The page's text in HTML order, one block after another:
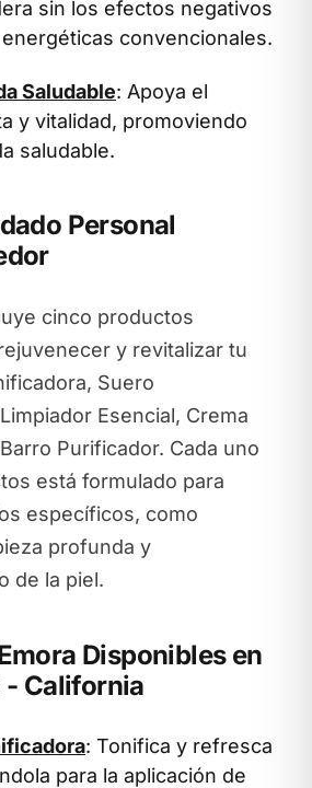
sin los efectos negativos
convencionales.
Saludable: Apoya el
y vitalidad, promoviendo
saludable.
Personal
cinco productos
y revitalizar tu
Suero
Esencial, Crema
Purificador. Cada uno
está formulado para
específicos, como
profunda y
de la piel.
Disponibles en
- California
: Tonifica y refresca
para la aplicación de